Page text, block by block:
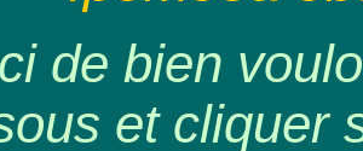
de bien
et cliquer